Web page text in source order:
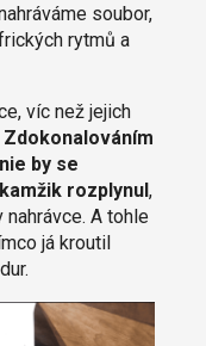
soubor,
rytmů a
víc než jejich
Zdokonalováním
by se
rozplynul,
nahrávce. A tohle
já kroutil